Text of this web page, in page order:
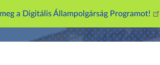
r
a Digitális Állampolgárság Programot!